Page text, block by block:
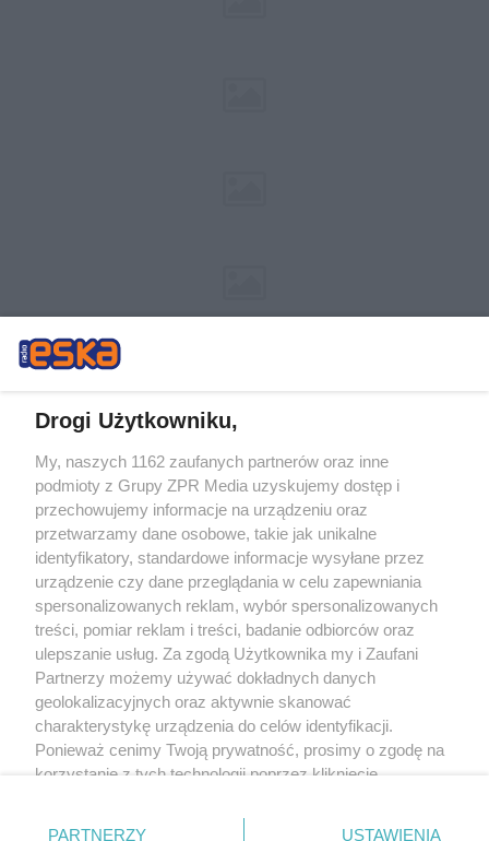
Żaden utwór zamieszczony w serwisie nie może być powielany i
rozpowszechniany lub dalej rozpowszechniany w jakikolwiek sposób (w
tym także elektroniczny lub mechaniczny) na jakimkolwiek polu
eksploatacji w jakiejkolwiek formie, włącznie z umieszczaniem w Internecie
bez pisemnej zgody właściciela praw. Jakiekolwiek użycie lub
wykorzystanie utworów w całości lub w części z naruszeniem prawa, tzn.
bez właściwej zgody, jest zabronione pod groźbą kary i może być ścigane
prawnie.
O nas
Drogi Użytkowniku,
My, naszych 1162 zaufanych partnerów oraz inne
podmioty z Grupy ZPR Media uzyskujemy dostęp i
przechowujemy informacje na urządzeniu oraz
przetwarzamy dane osobowe, takie jak unikalne
identyfikatory, standardowe informacje wysyłane przez
urządzenie czy dane przeglądania w celu zapewniania
spersonalizowanych reklam, wybór spersonalizowanych
treści, pomiar reklam i treści, badanie odbiorców oraz
ulepszanie usług. Za zgodą Użytkownika my i Zaufani
Partnerzy możemy używać dokładnych danych
geolokalizacyjnych oraz aktywnie skanować
charakterystykę urządzenia do celów identyfikacji.
Ponieważ cenimy Twoją prywatność, prosimy o zgodę na
korzystanie z tych technologii poprzez kliknięcie
zmienić/wycofać klikając przycisk ustawień prywatności
PARTNERZY USTAWIENIA